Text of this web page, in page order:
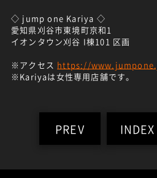
◇ jump one Kariya ◇
愛知県刈谷市東境町京和1
イオンタウン刈谷 I棟101 区画
※アクセス https://
※Kariyaは女性専用店舗です。
PREV INDEX